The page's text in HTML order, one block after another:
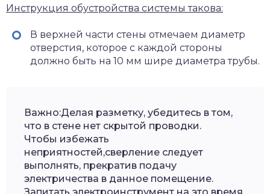
Инструкция обустройства системы такова:
В верхней части стены отмечаем диаметр
отверстия, которое с каждой стороны
должно быть на 10 мм шире диаметра трубы.
Важно:Делая разметку, убедитесь в том,
что в стене нет скрытой проводки.
Чтобы избежать
неприятностей,сверление следует
выполнять, прекратив подачу
электричества в данное помещение.